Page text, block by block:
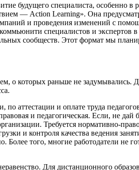
будущего специалиста, особенно
— Action Learning». Она
и проведения изменений с
специалистов и
сообществ. Этот формат мы
о которых раньше не
аттестации и оплате труда
и педагогическая. Если, не дай
Требуется нормативно-
и контроля качества ведения
Более того, многие работодатели
Для дистанционного